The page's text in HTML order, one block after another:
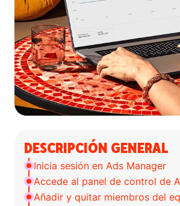
DESCRIPCIÓN GENERAL
Inicia sesión en Ads Manager
Accede al panel de control de
Añadir y quitar miembros del